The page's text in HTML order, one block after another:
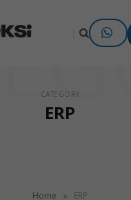
CATEGORY
ERP
Home » ERP